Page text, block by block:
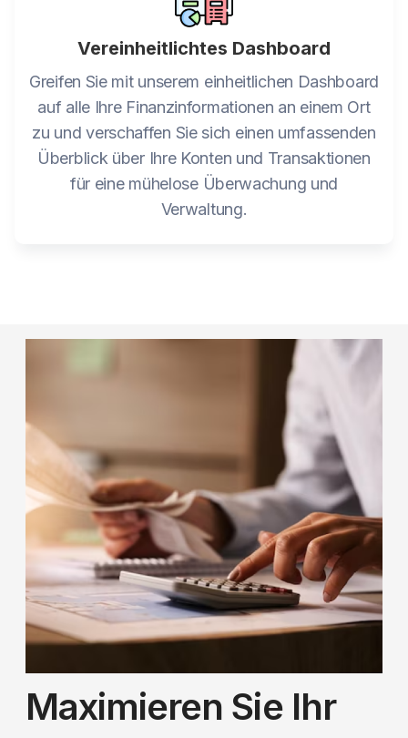
Vereinheitlichtes Dashboard
Greifen Sie mit unserem einheitlichen Dashboard
auf alle Ihre Finanzinformationen an einem Ort
zu und verschaffen Sie sich einen umfassenden
Überblick über Ihre Konten und Transaktionen
für eine mühelose Überwachung und
Verwaltung.
Maximieren Sie Ihr